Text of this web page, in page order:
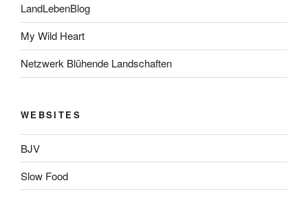
LandLebenBlog
My Wild Heart
Netzwerk Blühende Landschaften
WEBSITES
BJV
Slow Food